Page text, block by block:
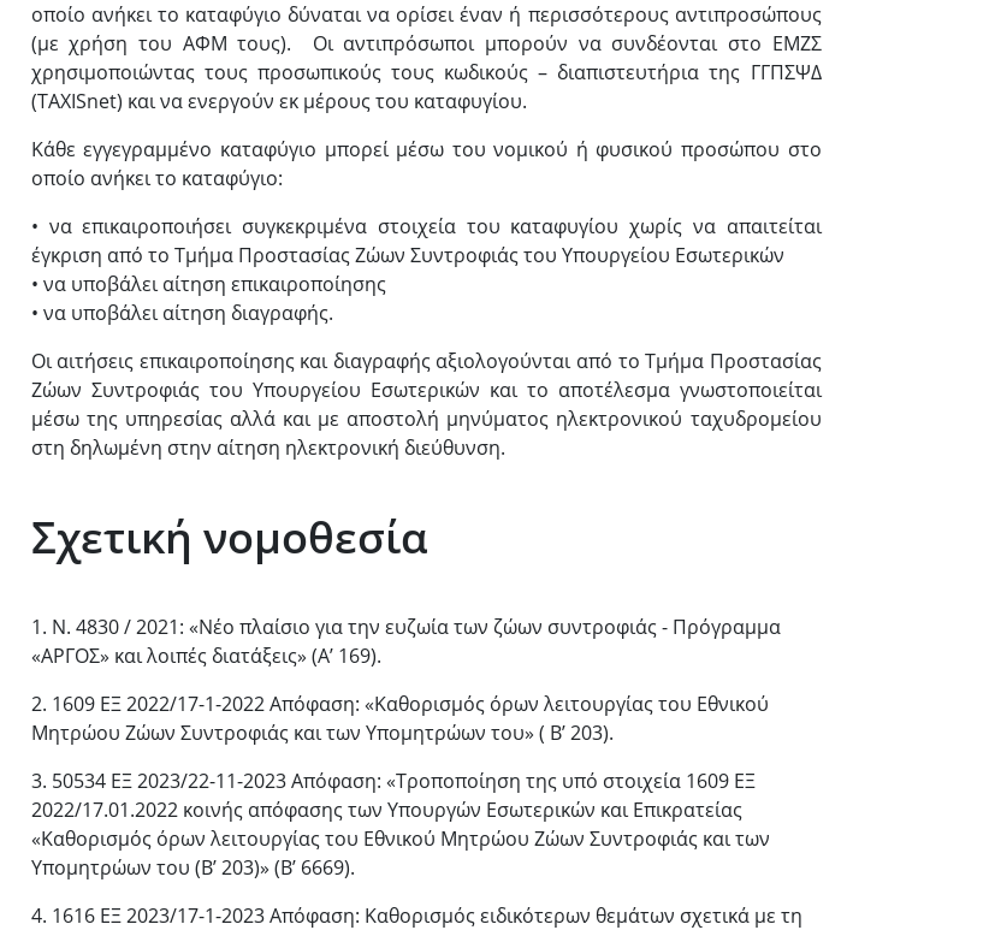
οποίο ανήκει το καταφύγιο δύναται να ορίσει έναν ή περισσότερους αντιπροσώπους
(με χρήση του ΑΦΜ τους). Οι αντιπρόσωποι μπορούν να συνδέονται στο ΕΜΖΣ
χρησιμοποιώντας τους προσωπικούς τους κωδικούς – διαπιστευτήρια της ΓΓΠΣΨΔ
(TAXISnet) και να ενεργούν εκ μέρους του καταφυγίου.
Κάθε εγγεγραμμένο καταφύγιο μπορεί μέσω του νομικού ή φυσικού προσώπου στο
οποίο ανήκει το καταφύγιο:
• να επικαιροποιήσει συγκεκριμένα στοιχεία του καταφυγίου χωρίς να απαιτείται
έγκριση από το Τμήμα Προστασίας Ζώων Συντροφιάς του Υπουργείου Εσωτερικών
• να υποβάλει αίτηση επικαιροποίησης
• να υποβάλει αίτηση διαγραφής.
Οι αιτήσεις επικαιροποίησης και διαγραφής αξιολογούνται από το Τμήμα Προστασίας
Ζώων Συντροφιάς του Υπουργείου Εσωτερικών και το αποτέλεσμα γνωστοποιείται
μέσω της υπηρεσίας αλλά και με αποστολή μηνύματος ηλεκτρονικού ταχυδρομείου
στη δηλωμένη στην αίτηση ηλεκτρονική διεύθυνση.
Σχετική νομοθεσία
1. N. 4830 / 2021: «Νέο πλαίσιο για την ευζωία των ζώων συντροφιάς - Πρόγραμμα
«AΡΓΟΣ» και λοιπές διατάξεις» (Α’ 169).
2. 1609 ΕΞ 2022/17-1-2022 Απόφαση: «Καθορισμός όρων λειτουργίας του Εθνικού
Μητρώου Ζώων Συντροφιάς και των Υπομητρώων του» ( Β’ 203).
3. 50534 ΕΞ 2023/22-11-2023 Απόφαση: «Τροποποίηση της υπό στοιχεία 1609 ΕΞ
2022/17.01.2022 κοινής απόφασης των Υπουργών Εσωτερικών και Επικρατείας
«Καθορισμός όρων λειτουργίας του Εθνικού Μητρώου Ζώων Συντροφιάς και των
Υπομητρώων του (Β’ 203)» (Β’ 6669).
4. 1616 ΕΞ 2023/17-1-2023 Απόφαση: Καθορισμός ειδικότερων θεμάτων σχετικά με τη